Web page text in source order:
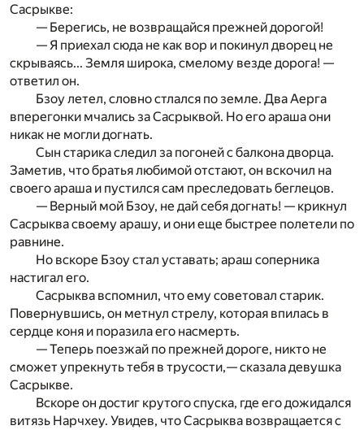
Сасрыкве:
— Берегись, не возвращайся прежней дорогой!
— Я приехал сюда не как вор и покинул дворец не
скрываясь... Земля широка, смелому везде дорога! —
ответил он.
Бзоу летел, словно стлался по земле. Два Аерга
вперегонки мчались за Сасрыквой. Но его араша они
никак не могли догнать.
Сын старика следил за погоней с балкона дворца.
Заметив, что братья любимой отстают, он вскочил на
своего араша и пустился сам преследовать беглецов.
— Верный мой Бзоу, не дай себя догнать! — крикнул
Сасрыква своему арашу, и они еще быстрее полетели по
равнине.
Но вскоре Бзоу стал уставать; араш соперника
настигал его.
Сасрыква вспомнил, что ему советовал старик.
Повернувшись, он метнул стрелу, которая впилась в
сердце коня и поразила его насмерть.
— Теперь поезжай по прежней дороге, никто не
сможет упрекнуть тебя в трусости,— сказала девушка
Сасрыкве.
Вскоре он достиг крутого спуска, где его дожидался
витязь Нарчхеу. Увидев, что Сасрыква возвращается с